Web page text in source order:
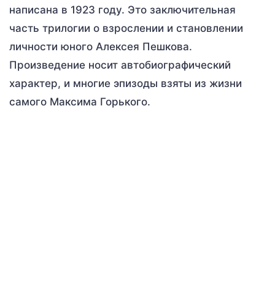
написана в 1923 году. Это заключительная
часть трилогии о взрослении и становлении
личности юного Алексея Пешкова.
Произведение носит автобиографический
характер, и многие эпизоды взяты из жизни
самого Максима Горького.